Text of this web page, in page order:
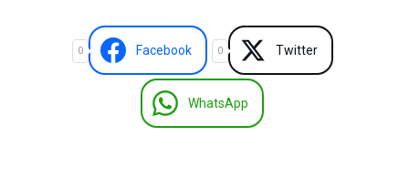
0 Facebook 0 Twitter
WhatsApp